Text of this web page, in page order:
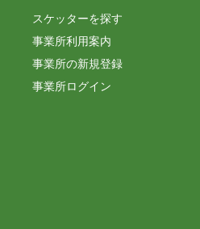
スケッターを探す
事業所利用案内
事業所の新規登録
事業所ログイン